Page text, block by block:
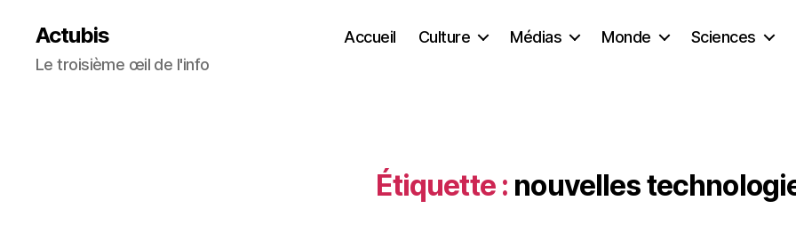
Actubis
Le troisième œil de l'info
Accueil Culture Médias Monde Sciences
Étiquette : nouvelles